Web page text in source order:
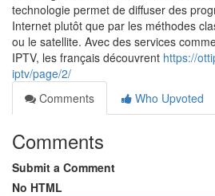
technologie permet de diffuser des
Internet plutôt que par les méthodes
ou le satellite. Avec des services
IPTV, les français découvrent https://
iptv/page/2/
Comments
Who Upvoted
Comments
Submit a Comment
No HTML